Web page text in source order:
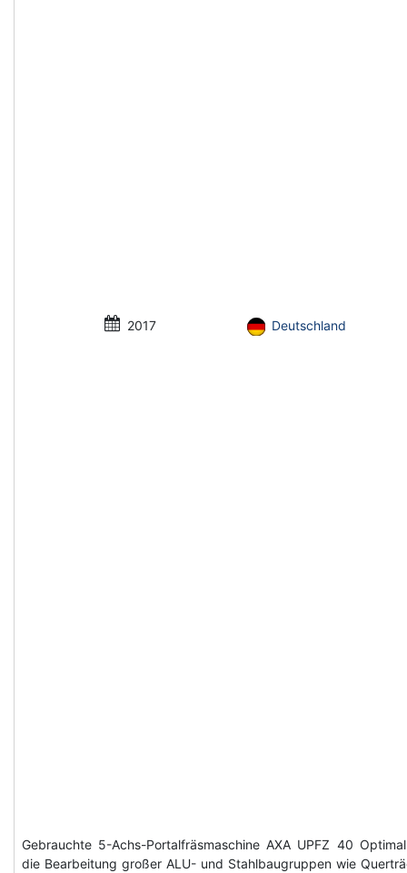
2017 Deutschland
Gebrauchte 5-Achs-Portalfräsmaschine AXA UPFZ 40
die Bearbeitung großer ALU- und Stahlbaugruppen wie